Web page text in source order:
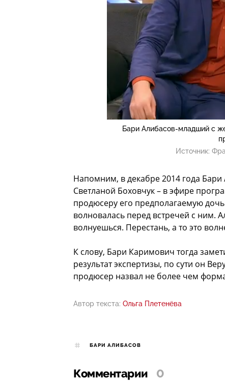
Бари Алибасов-младший с
Источник:
Напомним, в декабре 2014 года
Светланой Боховчук – в эфире
продюсеру его предполагаемую
волновалась перед встречей с ним.
волнуешься. Перестань, а то это
К слову, Бари Каримович тогда
результат экспертизы, по сути он
продюсер назвал не более чем
Автор текста: Ольга Плетенёва
БАРИ АЛИБАСОВ
Комментарии 0